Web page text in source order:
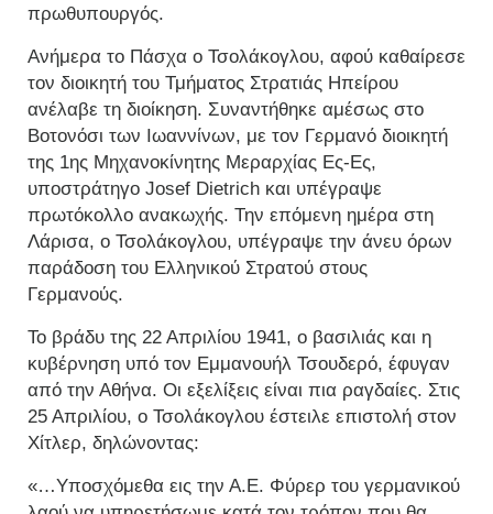
πρωθυπουργός.
Ανήμερα το Πάσχα ο Τσολάκογλου, αφού καθαίρεσε
τον διοικητή του Τμήματος Στρατιάς Ηπείρου
ανέλαβε τη διοίκηση. Συναντήθηκε αμέσως στο
Βοτονόσι των Ιωαννίνων, με τον Γερμανό διοικητή
της 1ης Μηχανοκίνητης Μεραρχίας Ες-Ες,
υποστράτηγο Josef Dietrich και υπέγραψε
πρωτόκολλο ανακωχής. Την επόμενη ημέρα στη
Λάρισα, ο Τσολάκογλου, υπέγραψε την άνευ όρων
παράδοση του Ελληνικού Στρατού στους
Γερμανούς.
Το βράδυ της 22 Απριλίου 1941, ο βασιλιάς και η
κυβέρνηση υπό τον Εμμανουήλ Τσουδερό, έφυγαν
από την Αθήνα. Οι εξελίξεις είναι πια ραγδαίες. Στις
25 Απριλίου, ο Τσολάκογλου έστειλε επιστολή στον
Χίτλερ, δηλώνοντας:
«…Υποσχόμεθα εις την Α.Ε. Φύρερ του γερμανικού